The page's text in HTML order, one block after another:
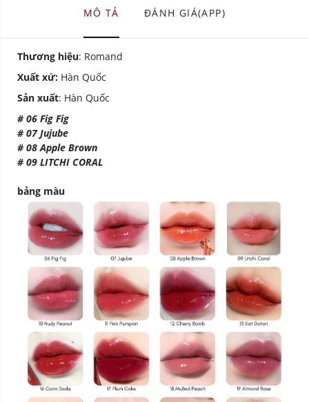
MÔ TẢ ĐÁNH GIÁ(APP)
Thương hiệu: Romand
Xuất xứ: Hàn Quốc
Sản xuất: Hàn Quốc
# 06 Fig Fig
# 07 Jujube
# 08 Apple Brown
# 09 LITCHI CORAL
bảng màu